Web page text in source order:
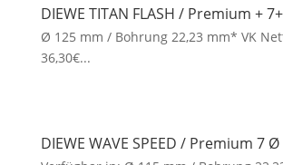
DIEWE TITAN FLASH / Premium + 7+
Ø 125 mm / Bohrung 22,23 mm* VK
36,30€...
DIEWE WAVE SPEED / Premium 7